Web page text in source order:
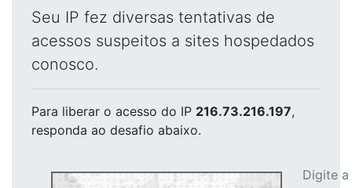
Seu IP fez diversas tentativas de
acessos suspeitos a sites hospedados
conosco.
Para liberar o acesso do IP 216.73.216.197,
responda ao desafio abaixo.
Digite